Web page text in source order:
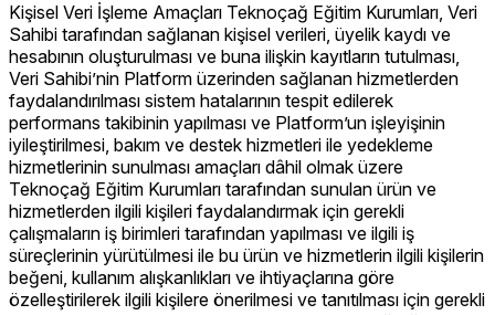
Kişisel Veri İşleme Amaçları Teknoçağ Eğitim Kurumları, Veri
Sahibi tarafından sağlanan kişisel verileri, üyelik kaydı ve
hesabının oluşturulması ve buna ilişkin kayıtların tutulması,
Veri Sahibi’nin Platform üzerinden sağlanan hizmetlerden
faydalandırılması sistem hatalarının tespit edilerek
performans takibinin yapılması ve Platform’un işleyişinin
iyileştirilmesi, bakım ve destek hizmetleri ile yedekleme
hizmetlerinin sunulması amaçları dâhil olmak üzere
Teknoçağ Eğitim Kurumları tarafından sunulan ürün ve
hizmetlerden ilgili kişileri faydalandırmak için gerekli
çalışmaların iş birimleri tarafından yapılması ve ilgili iş
süreçlerinin yürütülmesi ile bu ürün ve hizmetlerin ilgili kişilerin
beğeni, kullanım alışkanlıkları ve ihtiyaçlarına göre
özelleştirilerek ilgili kişilere önerilmesi ve tanıtılması için gerekli